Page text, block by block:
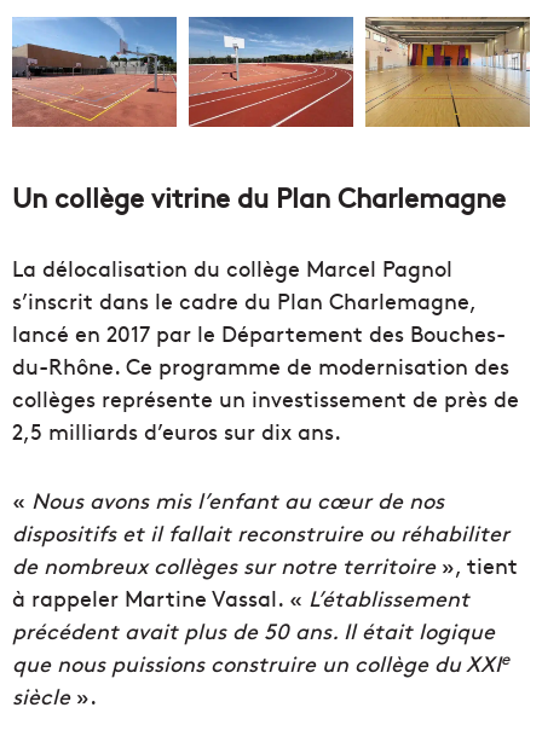
Un collège vitrine du Plan Charlemagne
La délocalisation du collège Marcel Pagnol
s’inscrit dans le cadre du Plan Charlemagne,
lancé en 2017 par le Département des Bouches-
du-Rhône. Ce programme de modernisation des
collèges représente un investissement de près de
2,5 milliards d’euros sur dix ans.
« Nous avons mis l’enfant au cœur de nos
dispositifs et il fallait reconstruire ou réhabiliter
de nombreux collèges sur notre territoire», tient
à rappeler Martine Vassal. « L’établissement
précédent avait plus de 50 ans. Il était logique
que nous puissions construire un collège du XXIe
siècle».